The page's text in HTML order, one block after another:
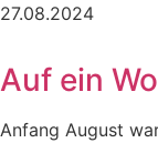
27.08.2024
Auf ein
Anfang August